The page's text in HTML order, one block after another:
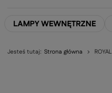
LAMPY WEWNĘTRZNE
Jesteś tutaj: Strona główna ROYAL